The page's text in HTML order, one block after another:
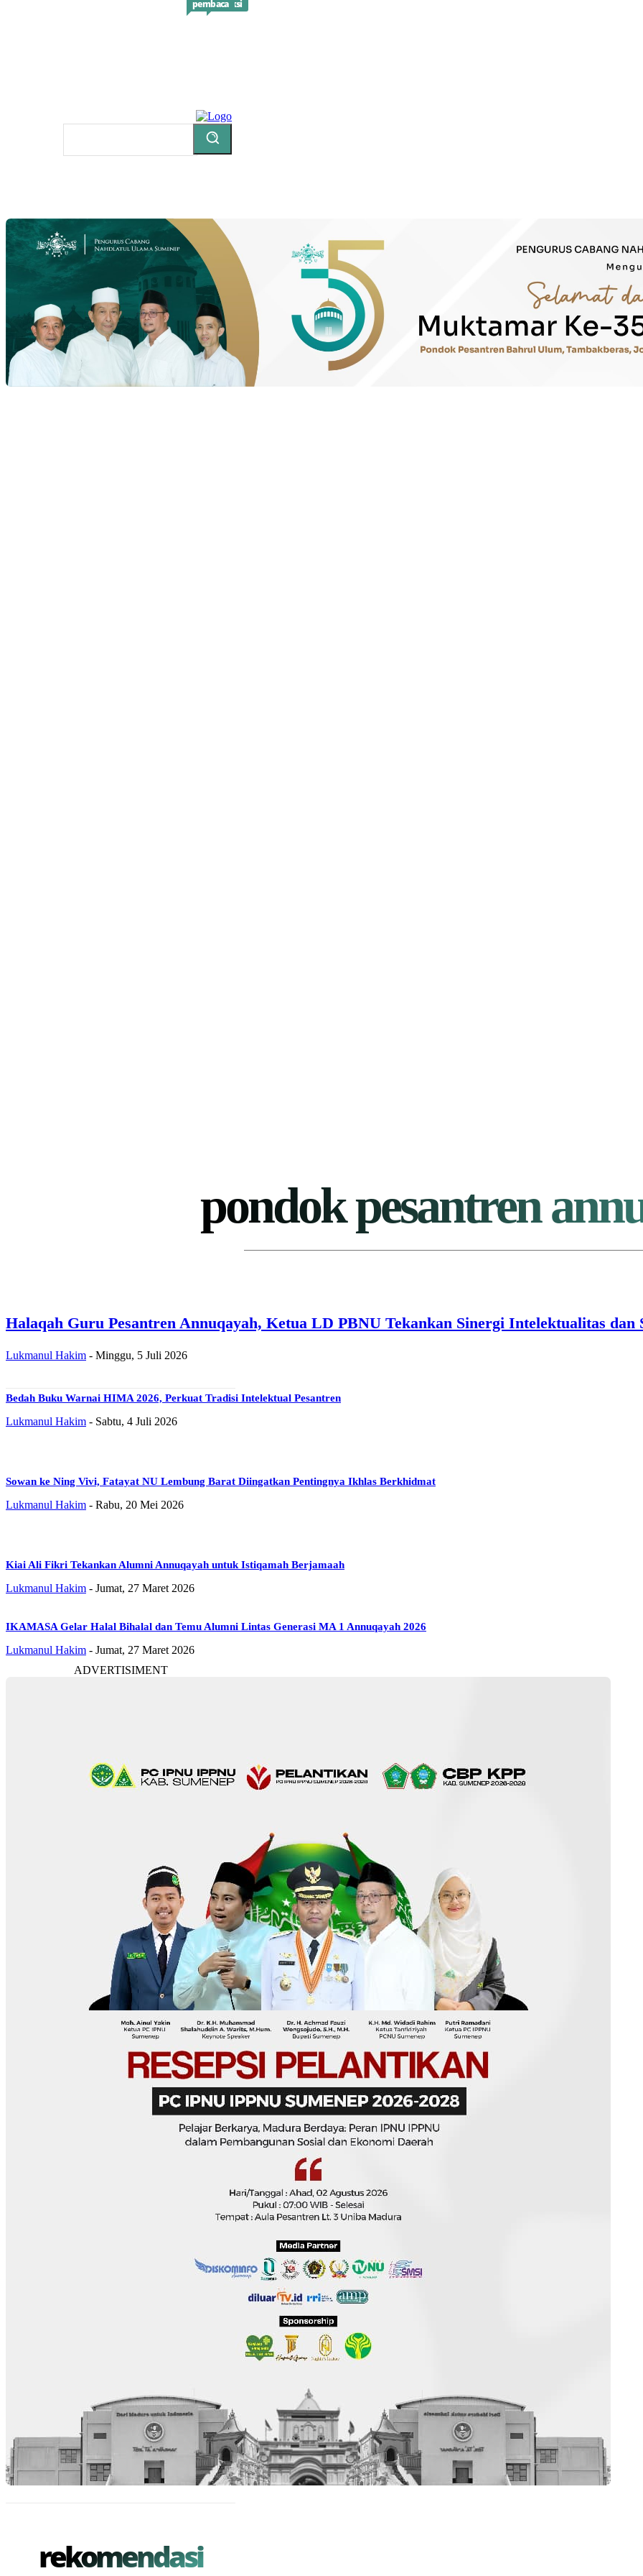
pondok pesantren
Halaqah Guru Pesantren Annuqayah, Ketua LD PBNU Tekankan Sinergi Intelektualitas dan
Lukmanul Hakim - Minggu, 5 Juli 2026
Bedah Buku Warnai HIMA 2026, Perkuat Tradisi Intelektual Pesantren
Lukmanul Hakim - Sabtu, 4 Juli 2026
Sowan ke Ning Vivi, Fatayat NU Lembung Barat Diingatkan Pentingnya Ikhlas Berkhidmat
Lukmanul Hakim - Rabu, 20 Mei 2026
Kiai Ali Fikri Tekankan Alumni Annuqayah untuk Istiqamah Berjamaah
Lukmanul Hakim - Jumat, 27 Maret 2026
IKAMASA Gelar Halal Bihalal dan Temu Alumni Lintas Generasi MA 1 Annuqayah 2026
Lukmanul Hakim - Jumat, 27 Maret 2026
ADVERTISIMENT
rekomendasi
redaksi
pembaca